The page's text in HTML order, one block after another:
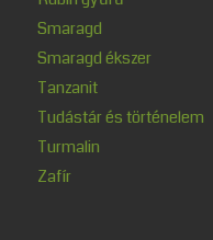
Smaragd
Smaragd ékszer
Tanzanit
Tudástár és történelem
Turmalin
Zafír